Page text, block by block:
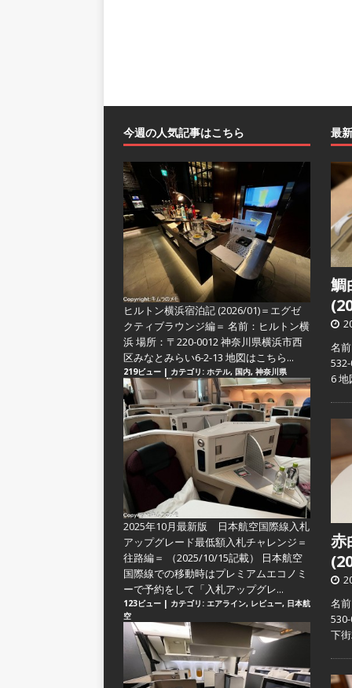
今週の人気記事はこちら
ヒルトン横浜宿泊記 (2026/01)＝エグゼ
クティブラウンジ編＝ 名前：ヒルトン横
浜 場所：〒220-0012 神奈川県横浜市西
区みなとみらい6-2-13 地図はこちら...
219ビュー | カテゴリ: ホテル, 国内, 神奈川県
2025年10月最新版 日本航空国際線入札
アップグレード最低額入札チャレンジ＝
往路編＝
（2025/10/15記載） 日本航空
国際線での移動時はプレミアムエコノミ
ーで予約をして「入札アップグレ...
123ビュー | カテゴリ: エアライン, レビュー, 日本航
空
最
鯛
名
6 地
赤
名
下